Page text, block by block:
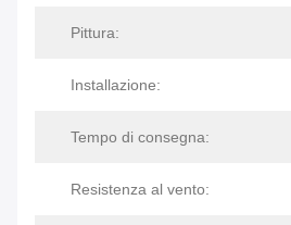
Pittura:
Installazione:
Tempo di consegna:
Resistenza al vento: